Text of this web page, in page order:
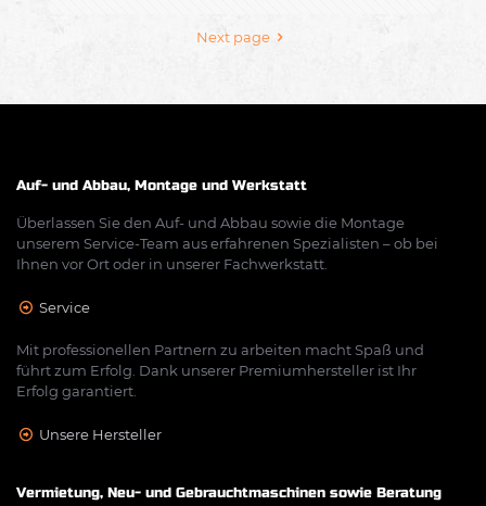
Next page
Auf- und Abbau, Montage und Werkstatt
Überlassen Sie den Auf- und Abbau sowie die Montage
unserem Service-Team aus erfahrenen Spezialisten – ob bei
Ihnen vor Ort oder in unserer Fachwerkstatt.
Service
Mit professionellen Partnern zu arbeiten macht Spaß und
führt zum Erfolg. Dank unserer Premiumhersteller ist Ihr
Erfolg garantiert.
Unsere Hersteller
Vermietung, Neu- und Gebrauchtmaschinen sowie Beratung